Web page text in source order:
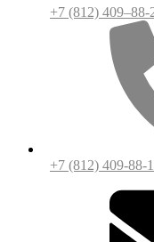
+7 (812) 409–88-
+7 (812) 409-88-